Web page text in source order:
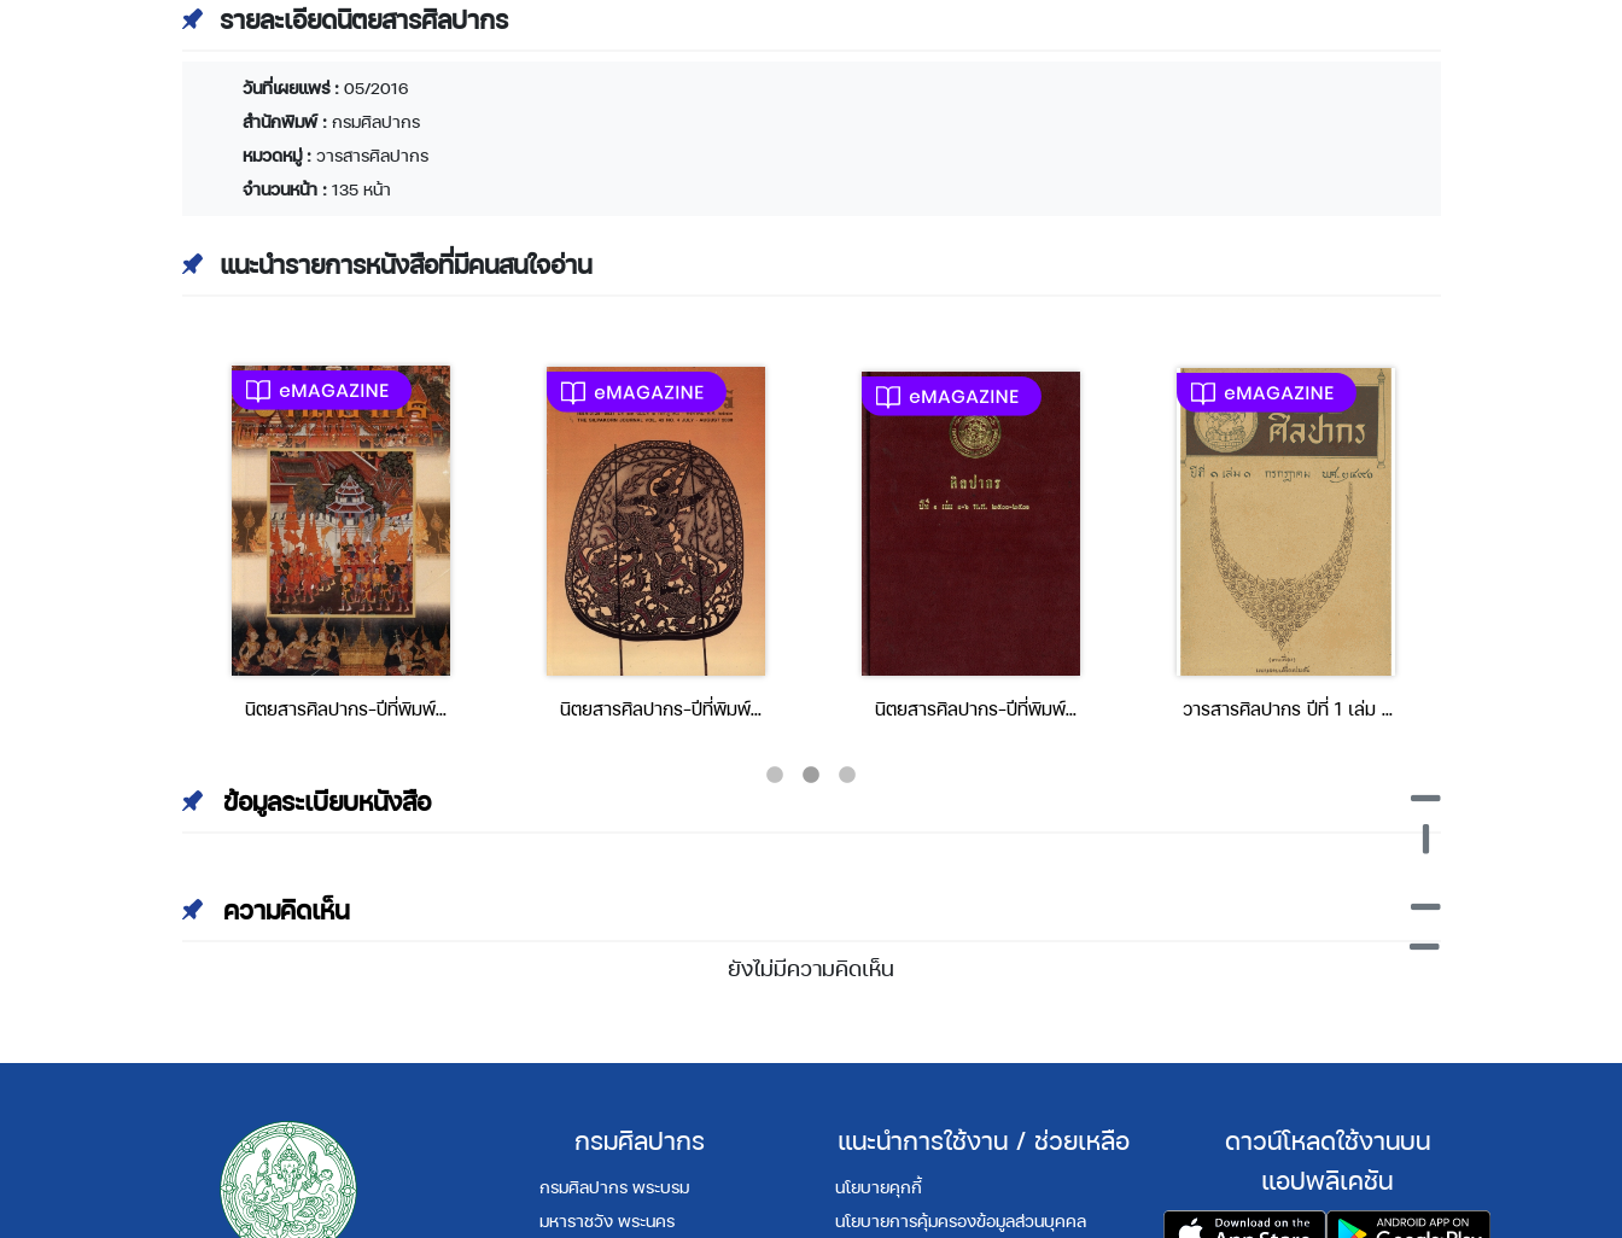
รายละเอียดนิตยสารศิลปากร
วันที่เผยแพร่ :05/2016
สำนักพิมพ์ :กรมศิลปากร
หมวดหมู่ :วารสารศิลปากร
จำนวนหน้า :135 หน้า
แนะนำรายการหนังสือที่มีคนสนใจอ่าน
นิตยสารศิลปากร-ปีที่พิมพ์
นิตยสารศิลปากร-ปีที่พิมพ์
นิตยสารศิลปากร-ปีที่พิมพ์
วารสารศิลปากร ปีที่ 1 เล่ม 1
ข้อมูลระเบียบหนังสือ
ความคิดเห็น
ยังไม่มีความคิดเห็น
กรมศิลปากร
กรมศิลปากร พระบรม
มหาราชวัง พระนคร
แนะนำการใช้งาน / ช่วยเหลือ
นโยบายคุกกี้
นโยบายการคุ้มครองข้อมูลส่วนบุคคล
ดาวน์โหลดใช้งานบน
แอปพลิเคชัน